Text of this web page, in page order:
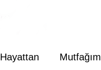
Hayattan Mutfağım